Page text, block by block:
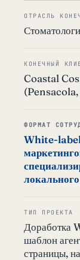
ОТРАСЛЬ
КОНЕЧНЫЙ
Coastal
ФОРМАТ
White-label
ТИП ПРОЕКТА
Доработка
шаблон
страницы,